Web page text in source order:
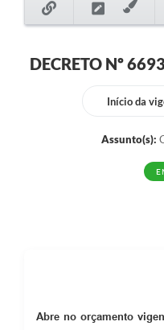
DECRETO Nº
Início da
Assunto(s):
Abre no orçamento